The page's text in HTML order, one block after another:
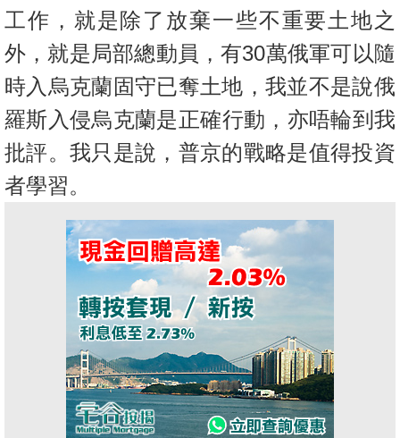
工作，就是除了放棄一些不重要土地之
外， 就是局部總動員，有30萬俄軍可以隨
時入烏克蘭固守已奪土地，我並不是說俄
羅斯入侵烏克蘭是正確行動，亦唔輪到我
批評。我只是說 ，普京的戰略是值得投資
者學習。